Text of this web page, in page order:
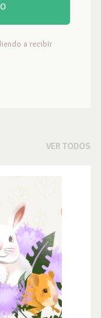
a recibir
VER TODOS